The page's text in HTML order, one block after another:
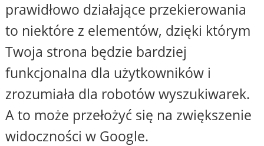
prawidłowo działające przekierowania
to niektóre z elementów, dzięki którym
Twoja strona będzie bardziej
funkcjonalna dla użytkowników i
zrozumiała dla robotów wyszukiwarek.
A to może przełożyć się na zwiększenie
widoczności w Google.